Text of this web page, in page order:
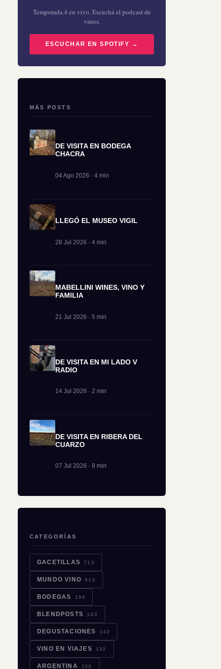
Temporada 4 en vivo. Escuchá el podcast de
vinos.
ESCUCHAR EN SPOTIFY →
MÁS POSTS
DE VISITA EN BODEGA
CHACRA
04 Ago 2026 · 4 min
LLEGÓ EL MUSEO VIGIL
28 Jul 2026 · 4 min
MABELLINI WINES, VINO Y
FAMILIA
21 Jul 2026 · 5 min
DE VISITA EN MI LADO V
RADIO
14 Jul 2026 · 2 min
DE VISITA EN RIBERA DEL
CUARZO
07 Jul 2026 · 8 min
CATEGORÍAS
GACETILLAS 713
MUNDO VINO 610
BODEGAS 194
BLENDPOSTS 143
DEGUSTACIONES 143
VINO EN VIAJES 132
ARGENTINA 100